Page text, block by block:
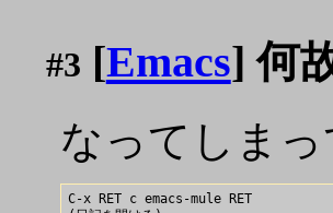
#3 [Emacs] 何
なってしまっ
C-x RET c emacs-mule RET